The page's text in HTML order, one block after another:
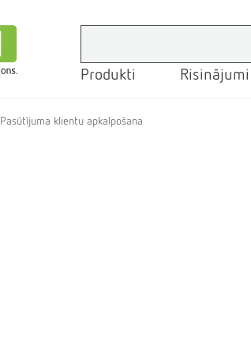
Produkti
Pasūtījuma klientu apkalpošana